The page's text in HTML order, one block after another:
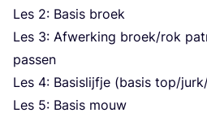
Les 2: Basis broek
Les 3: Afwer­king broek/​rok
passen
Les 4: Basis­lijf­je (basis top/​
Les 5: Basis mouw